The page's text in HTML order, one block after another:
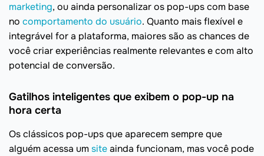
marketing, ou ainda personalizar os pop-ups com base
no comportamento do usuário. Quanto mais flexível e
integrável for a plataforma, maiores são as chances de
você criar experiências realmente relevantes e com alto
potencial de conversão.
Gatilhos inteligentes que exibem o pop-up na
hora certa
Os clássicos pop-ups que aparecem sempre que
alguém acessa umsiteainda funcionam, mas você pode